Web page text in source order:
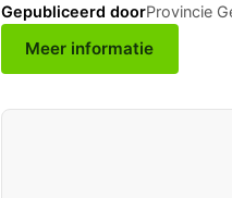
Gepubliceerd doorProvincie
Meer informatie